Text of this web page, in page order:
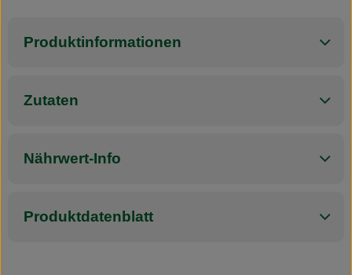
Produktinformationen
Zutaten
Nährwert-Info
Produktdatenblatt